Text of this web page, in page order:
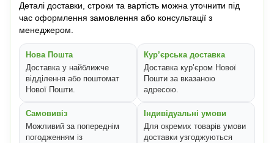
Деталі доставки, строки та вартість можна уточнити під
час оформлення замовлення або консультації з
менеджером.
Нова Пошта
Доставка у найближче
відділення або поштомат
Нової Пошти.
Кур’єрська доставка
Доставка кур’єром Нової
Пошти за вказаною
адресою.
Самовивіз
Можливий за попереднім
погодженням із
Індивідуальні умови
Для окремих товарів умови
доставки узгоджуються